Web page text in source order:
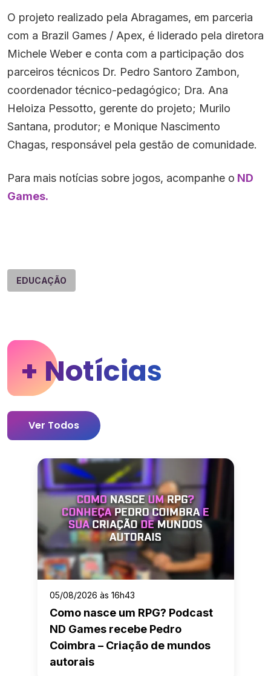
O projeto realizado pela Abragames, em parceria
com a Brazil Games / Apex, é liderado pela diretora
Michele Weber e conta com a participação dos
parceiros técnicos Dr. Pedro Santoro Zambon,
coordenador técnico-pedagógico; Dra. Ana
Heloiza Pessotto, gerente do projeto; Murilo
Santana, produtor; e Monique Nascimento
Chagas, responsável pela gestão de comunidade.
Para mais notícias sobre jogos, acompanhe o ND
Games.
EDUCAÇÃO
+ Notícias
Ver Todos
05/08/2026 às 16h43
Como nasce um RPG? Podcast
ND Games recebe Pedro
Coimbra – Criação de mundos
autorais